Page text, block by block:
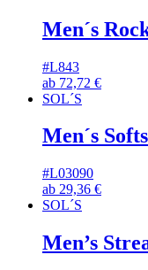
Men´s
#L843
ab 72,72 €
SOL´S
Men´s
#L03090
ab 29,36 €
SOL´S
Men’s